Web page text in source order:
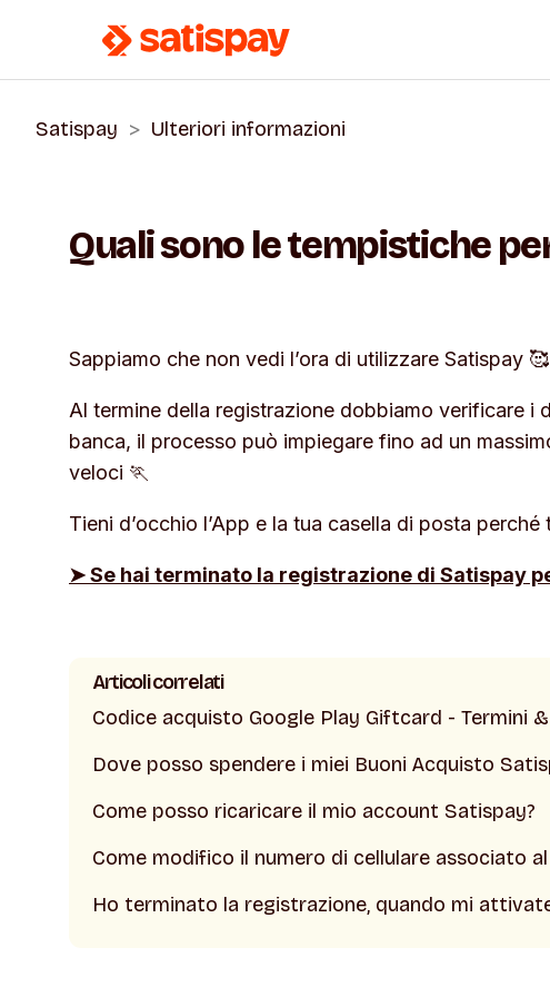
Satispay Ulteriori informazioni
Quali sono le tempistiche
Sappiamo che non vedi l’ora di utilizzare Satispay 🥰
Al termine della registrazione dobbiamo verificare i
banca, il processo può impiegare fino ad un
veloci 🏃
Tieni d’occhio l’App e la tua casella di posta
➤ Se hai terminato la registrazione di Satispay
Articoli correlati
Codice acquisto Google Play Giftcard - Termini
Dove posso spendere i miei Buoni Acquisto
Come posso ricaricare il mio account Satispay?
Come modifico il numero di cellulare associato
Ho terminato la registrazione, quando mi